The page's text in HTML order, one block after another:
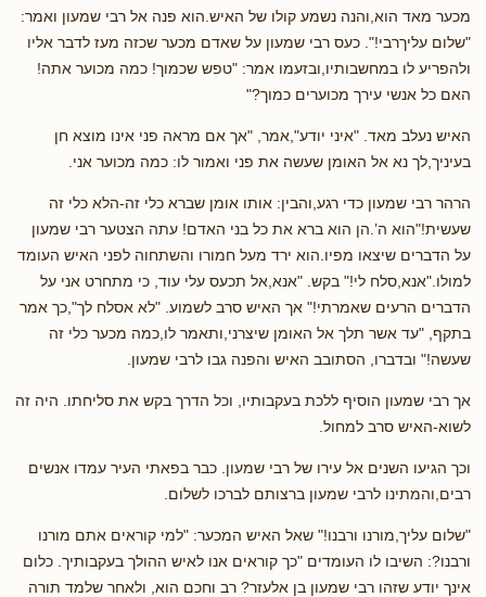
מכער מאד הוא,והנה נשמע קולו של האיש.הוא פנה אל רבי שמעון ואמר:
"שלום עליךרבי!". כעס רבי שמעון על שאדם מכער שכזה מעז לדבר אליו
ולהפריע לו במחשבותיו,ובזעמו אמר: "טפש שכמוך! כמה מכוער אתה!
האם כל אנשי עירך מכוערים כמוך?"
האיש נעלב מאד. "איני יודע",אמר, "אך אם מראה פני אינו מוצא חן
בעיניך,לך נא אל האומן שעשה את פני ואמור לו: כמה מכוער אני.
הרהר רבי שמעון כדי רגע,והבין: אותו אומן שברא כלי זה-הלא כלי זה
שעשית!"הוא ה’.הן הוא ברא את כל בני האדם! עתה הצטער רבי שמעון
על הדברים שיצאו מפיו.הוא ירד מעל חמורו והשתחוה לפני האיש העומד
למולו."אנא,סלח לי!" בקש. "אנא,אל תכעס עלי עוד, כי מתחרט אני על
הדברים הרעים שאמרתי!" אך האיש סרב לשמוע. "לא אסלח לך",כך אמר
בתקף, "עד אשר תלך אל האומן שיצרני,ותאמר לו,כמה מכער כלי זה
שעשה!" ובדברו, הסתובב האיש והפנה גבו לרבי שמעון.
אך רבי שמעון הוסיף ללכת בעקבותיו, וכל הדרך בקש את סליחתו. היה זה
לשוא-האיש סרב למחול.
וכך הגיעו השנים אל עירו של רבי שמעון. כבר בפאתי העיר עמדו אנשים
רבים,והמתינו לרבי שמעון ברצותם לברכו לשלום.
"שלום עליך,מורנו ורבנו!" שאל האיש המכער: "למי קוראים אתם מורנו
ורבנו?: השיבו לו העומדים "כך קוראים אנו לאיש ההולך בעקבותיך. כלום
אינך יודע שזהו רבי שמעון בן אלעזר? רב וחכם הוא, ולאחר שלמד תורה